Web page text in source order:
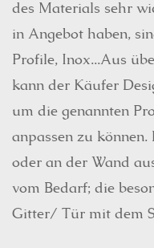
des Materials sehr
in Angebot haben,
Profile, Inox...Aus
kann der Käufer
um die genannten
anpassen zu
oder an der Wand
vom Bedarf; die
Gitter/ Tür mit dem